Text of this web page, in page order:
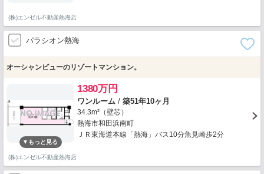
(株)エンゼル不動産熱海店
パラシオン熱海
オーシャンビューのリゾートマンション。
1380万円
ワンルーム / 築51年10ヶ月
34.3m²（壁芯）
熱海市和田浜南町
ＪＲ東海道本線「熱海」バス10分魚見崎歩2分
(株)エンゼル不動産熱海店